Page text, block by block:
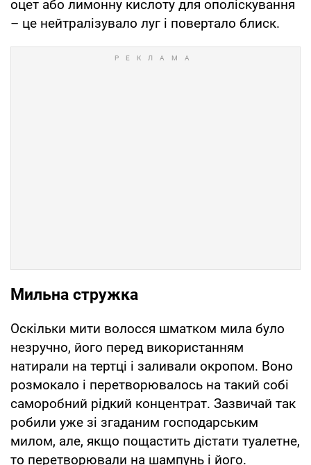
оцет або лимонну кислоту для ополіскування
– це нейтралізувало луг і повертало блиск.
Мильна стружка
Оскільки мити волосся шматком мила було
незручно, його перед використанням
натирали на тертці і заливали окропом. Воно
розмокало і перетворювалось на такий собі
саморобний рідкий концентрат. Зазвичай так
робили уже зі згаданим господарським
милом, але, якщо пощастить дістати туалетне,
то перетворювали на шампунь і його.